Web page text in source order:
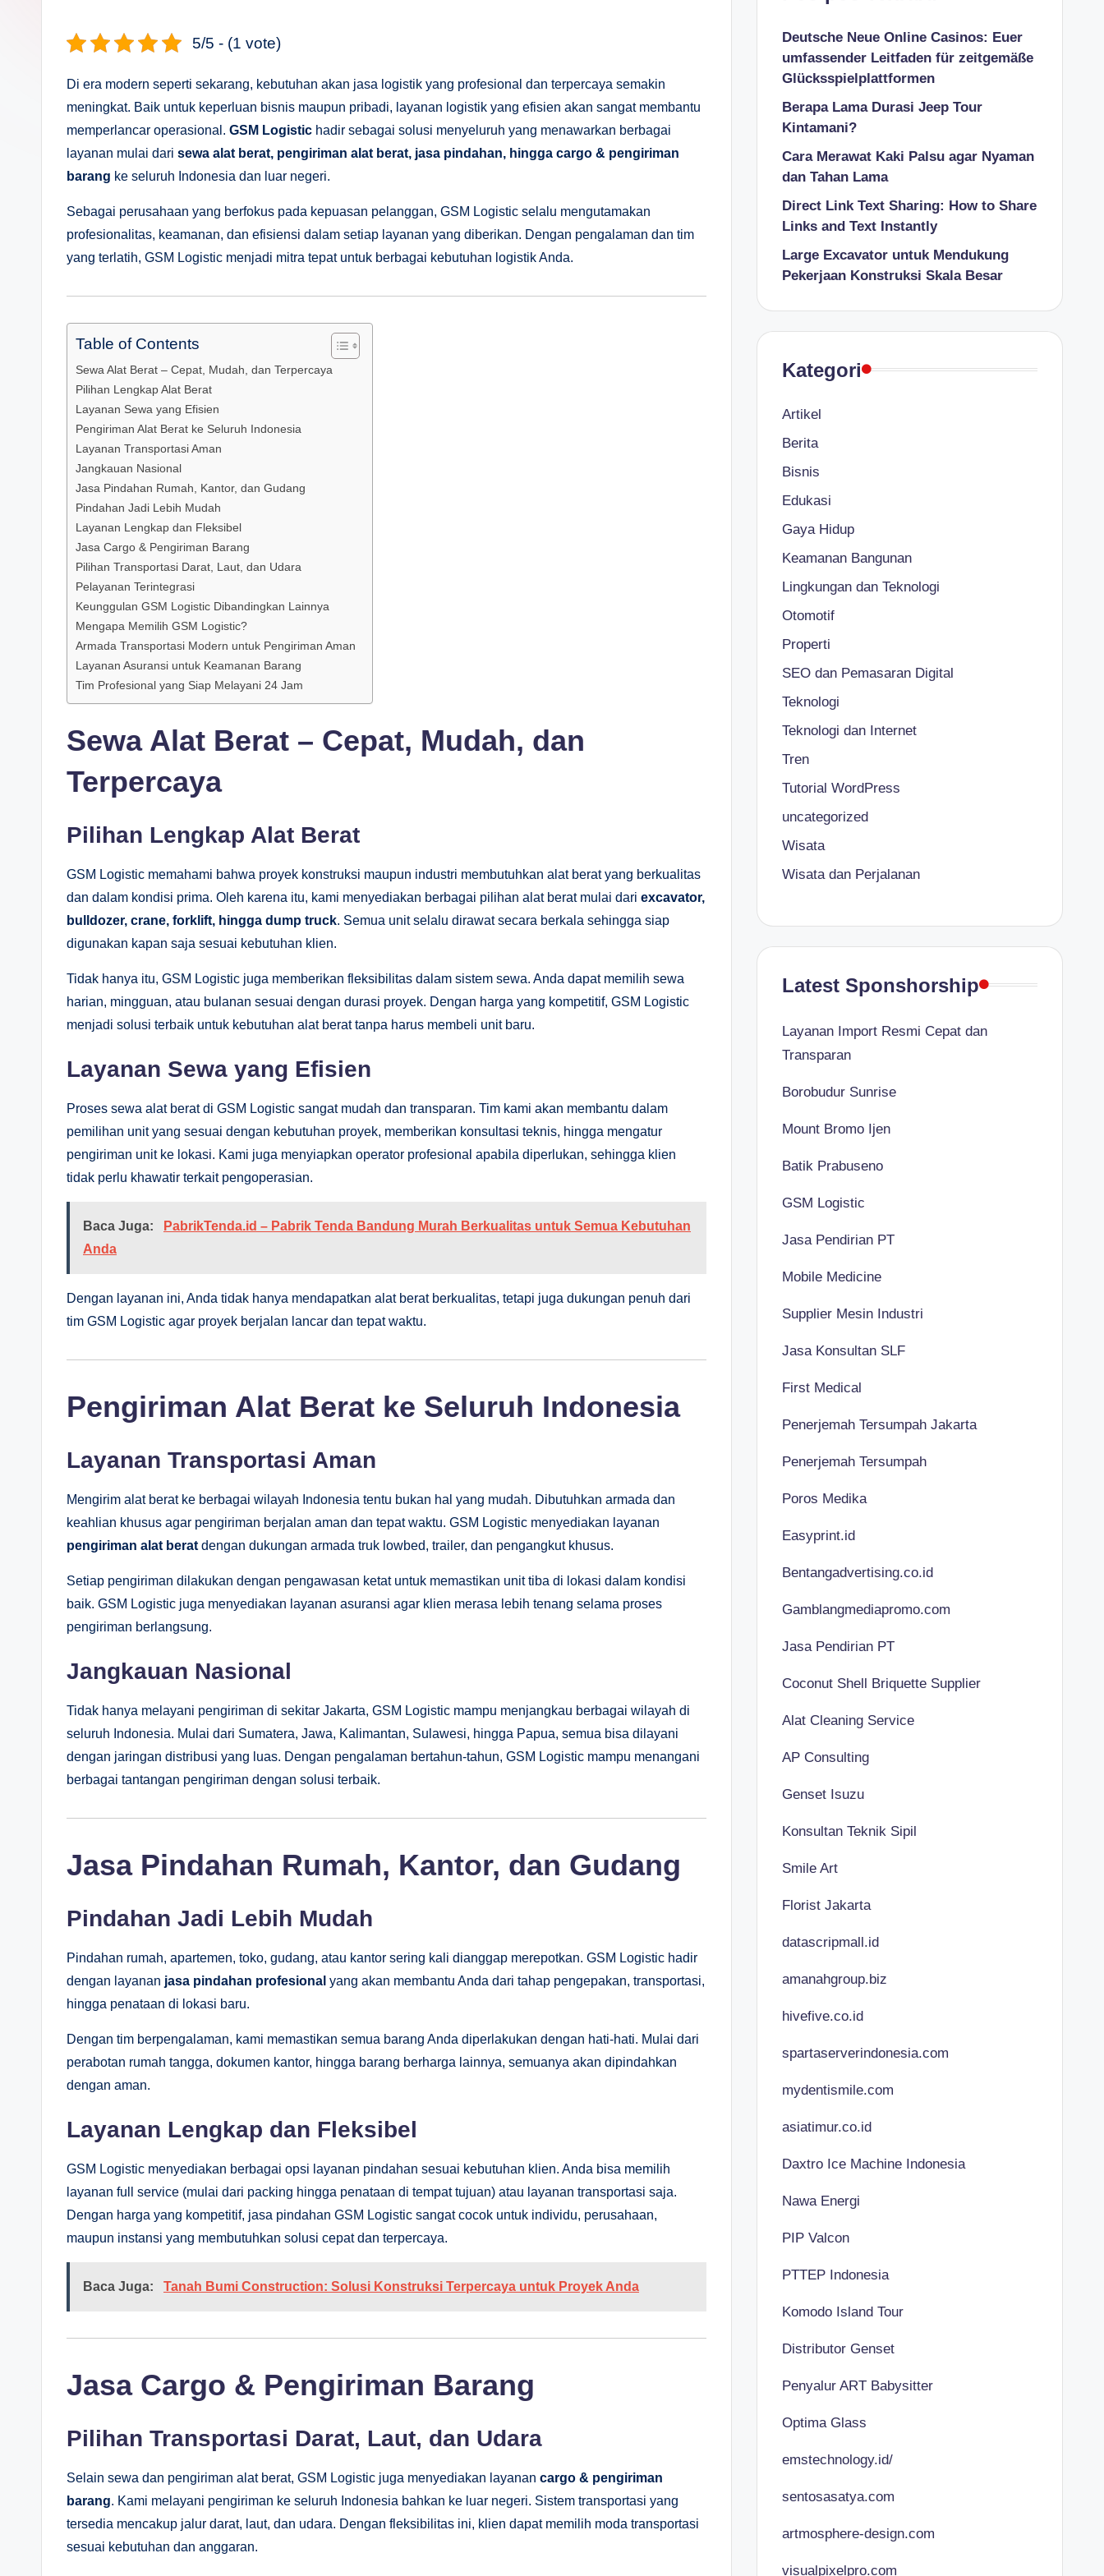
5/5 - (1 vote)
Di era modern seperti sekarang, kebutuhan akan jasa logistik yang profesional dan terpercaya semakin
meningkat. Baik untuk keperluan bisnis maupun pribadi, layanan logistik yang efisien akan sangat membantu
memperlancar operasional. GSM Logistic hadir sebagai solusi menyeluruh yang menawarkan berbagai
layanan mulai dari sewa alat berat, pengiriman alat berat, jasa pindahan, hingga cargo & pengiriman
barang ke seluruh Indonesia dan luar negeri.
Sebagai perusahaan yang berfokus pada kepuasan pelanggan, GSM Logistic selalu mengutamakan
profesionalitas, keamanan, dan efisiensi dalam setiap layanan yang diberikan. Dengan pengalaman dan tim
yang terlatih, GSM Logistic menjadi mitra tepat untuk berbagai kebutuhan logistik Anda.
Table of Contents
Sewa Alat Berat – Cepat, Mudah, dan Terpercaya
Pilihan Lengkap Alat Berat
Layanan Sewa yang Efisien
Pengiriman Alat Berat ke Seluruh Indonesia
Layanan Transportasi Aman
Jangkauan Nasional
Jasa Pindahan Rumah, Kantor, dan Gudang
Pindahan Jadi Lebih Mudah
Layanan Lengkap dan Fleksibel
Jasa Cargo & Pengiriman Barang
Pilihan Transportasi Darat, Laut, dan Udara
Pelayanan Terintegrasi
Keunggulan GSM Logistic Dibandingkan Lainnya
Mengapa Memilih GSM Logistic?
Armada Transportasi Modern untuk Pengiriman Aman
Layanan Asuransi untuk Keamanan Barang
Tim Profesional yang Siap Melayani 24 Jam
Sewa Alat Berat – Cepat, Mudah, dan
Terpercaya
Pilihan Lengkap Alat Berat
GSM Logistic memahami bahwa proyek konstruksi maupun industri membutuhkan alat berat yang berkualitas
dan dalam kondisi prima. Oleh karena itu, kami menyediakan berbagai pilihan alat berat mulai dari excavator,
bulldozer, crane, forklift, hingga dump truck. Semua unit selalu dirawat secara berkala sehingga siap
digunakan kapan saja sesuai kebutuhan klien.
Tidak hanya itu, GSM Logistic juga memberikan fleksibilitas dalam sistem sewa. Anda dapat memilih sewa
harian, mingguan, atau bulanan sesuai dengan durasi proyek. Dengan harga yang kompetitif, GSM Logistic
menjadi solusi terbaik untuk kebutuhan alat berat tanpa harus membeli unit baru.
Layanan Sewa yang Efisien
Proses sewa alat berat di GSM Logistic sangat mudah dan transparan. Tim kami akan membantu dalam
pemilihan unit yang sesuai dengan kebutuhan proyek, memberikan konsultasi teknis, hingga mengatur
pengiriman unit ke lokasi. Kami juga menyiapkan operator profesional apabila diperlukan, sehingga klien
tidak perlu khawatir terkait pengoperasian.
Baca Juga:
PabrikTenda.id – Pabrik Tenda Bandung Murah Berkualitas untuk Semua Kebutuhan
Anda
Dengan layanan ini, Anda tidak hanya mendapatkan alat berat berkualitas, tetapi juga dukungan penuh dari
tim GSM Logistic agar proyek berjalan lancar dan tepat waktu.
Pengiriman Alat Berat ke Seluruh Indonesia
Layanan Transportasi Aman
Mengirim alat berat ke berbagai wilayah Indonesia tentu bukan hal yang mudah. Dibutuhkan armada dan
keahlian khusus agar pengiriman berjalan aman dan tepat waktu. GSM Logistic menyediakan layanan
pengiriman alat berat dengan dukungan armada truk lowbed, trailer, dan pengangkut khusus.
Setiap pengiriman dilakukan dengan pengawasan ketat untuk memastikan unit tiba di lokasi dalam kondisi
baik. GSM Logistic juga menyediakan layanan asuransi agar klien merasa lebih tenang selama proses
pengiriman berlangsung.
Jangkauan Nasional
Tidak hanya melayani pengiriman di sekitar Jakarta, GSM Logistic mampu menjangkau berbagai wilayah di
seluruh Indonesia. Mulai dari Sumatera, Jawa, Kalimantan, Sulawesi, hingga Papua, semua bisa dilayani
dengan jaringan distribusi yang luas. Dengan pengalaman bertahun-tahun, GSM Logistic mampu menangani
berbagai tantangan pengiriman dengan solusi terbaik.
Jasa Pindahan Rumah, Kantor, dan Gudang
Pindahan Jadi Lebih Mudah
Pindahan rumah, apartemen, toko, gudang, atau kantor sering kali dianggap merepotkan. GSM Logistic hadir
dengan layanan jasa pindahan profesional yang akan membantu Anda dari tahap pengepakan, transportasi,
hingga penataan di lokasi baru.
Dengan tim berpengalaman, kami memastikan semua barang Anda diperlakukan dengan hati-hati. Mulai dari
perabotan rumah tangga, dokumen kantor, hingga barang berharga lainnya, semuanya akan dipindahkan
dengan aman.
Layanan Lengkap dan Fleksibel
GSM Logistic menyediakan berbagai opsi layanan pindahan sesuai kebutuhan klien. Anda bisa memilih
layanan full service (mulai dari packing hingga penataan di tempat tujuan) atau layanan transportasi saja.
Dengan harga yang kompetitif, jasa pindahan GSM Logistic sangat cocok untuk individu, perusahaan,
maupun instansi yang membutuhkan solusi cepat dan terpercaya.
Baca Juga: Tanah Bumi Construction: Solusi Konstruksi Terpercaya untuk Proyek Anda
Jasa Cargo & Pengiriman Barang
Pilihan Transportasi Darat, Laut, dan Udara
Selain sewa dan pengiriman alat berat, GSM Logistic juga menyediakan layanan cargo & pengiriman
barang. Kami melayani pengiriman ke seluruh Indonesia bahkan ke luar negeri. Sistem transportasi yang
tersedia mencakup jalur darat, laut, dan udara. Dengan fleksibilitas ini, klien dapat memilih moda transportasi
sesuai kebutuhan dan anggaran.
Deutsche Neue Online Casinos: Euer
umfassender Leitfaden für zeitgemäße
Glücksspielplattformen
Berapa Lama Durasi Jeep Tour
Kintamani?
Cara Merawat Kaki Palsu agar Nyaman
dan Tahan Lama
Direct Link Text Sharing: How to Share
Links and Text Instantly
Large Excavator untuk Mendukung
Pekerjaan Konstruksi Skala Besar
Kategori
Artikel
Berita
Bisnis
Edukasi
Gaya Hidup
Keamanan Bangunan
Lingkungan dan Teknologi
Otomotif
Properti
SEO dan Pemasaran Digital
Teknologi
Teknologi dan Internet
Tren
Tutorial WordPress
uncategorized
Wisata
Wisata dan Perjalanan
Latest Sponshorship
Layanan Import Resmi Cepat dan
Transparan
Borobudur Sunrise
Mount Bromo Ijen
Batik Prabuseno
GSM Logistic
Jasa Pendirian PT
Mobile Medicine
Supplier Mesin Industri
Jasa Konsultan SLF
First Medical
Penerjemah Tersumpah Jakarta
Penerjemah Tersumpah
Poros Medika
Easyprint.id
Bentangadvertising.co.id
Gamblangmediapromo.com
Jasa Pendirian PT
Coconut Shell Briquette Supplier
Alat Cleaning Service
AP Consulting
Genset Isuzu
Konsultan Teknik Sipil
Smile Art
Florist Jakarta
datascripmall.id
amanahgroup.biz
hivefive.co.id
spartaserverindonesia.com
mydentismile.com
asiatimur.co.id
Daxtro Ice Machine Indonesia
Nawa Energi
PIP Valcon
PTTEP Indonesia
Komodo Island Tour
Distributor Genset
Penyalur ART Babysitter
Optima Glass
emstechnology.id/
sentosasatya.com
artmosphere-design.com
visualpixelpro.com